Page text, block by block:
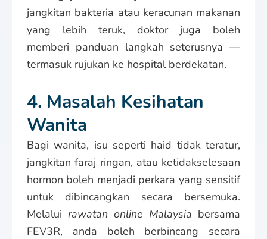
jangkitan bakteria atau keracunan makanan
yang lebih teruk, doktor juga boleh
memberi panduan langkah seterusnya —
termasuk rujukan ke hospital berdekatan.
4. Masalah Kesihatan
Wanita
Bagi wanita, isu seperti haid tidak teratur,
jangkitan faraj ringan, atau ketidakselesaan
hormon boleh menjadi perkara yang sensitif
untuk dibincangkan secara bersemuka.
Melalui rawatan online Malaysia bersama
FEV3R, anda boleh berbincang secara